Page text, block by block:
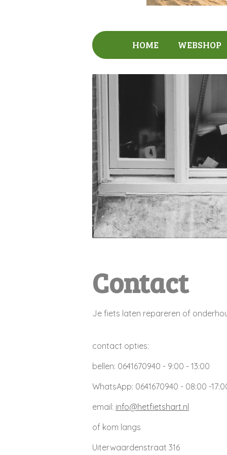
HOME WEBSHOP
Contact
Je fiets laten repareren of
contact opties:
bellen: 0641670940 - 9:00 - 13:00
WhatsApp: 0641670940 - 08:00 -
email: info@hetfietshart.nl
of kom langs
Uiterwaardenstraat 316